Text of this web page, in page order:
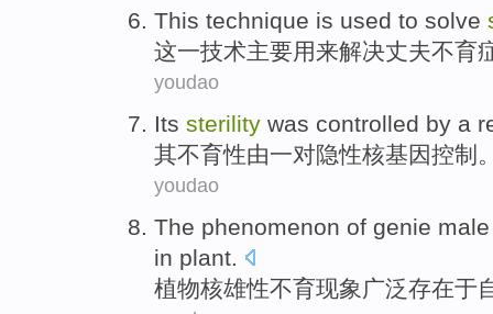
This technique is used to solve
这一技术主要用来解决丈夫不育
youdao
Its sterility was controlled by a
其不育性由一对隐性核基因控制
youdao
The phenomenon of genie
in plant
植物核雄性不育现象 广泛存在于